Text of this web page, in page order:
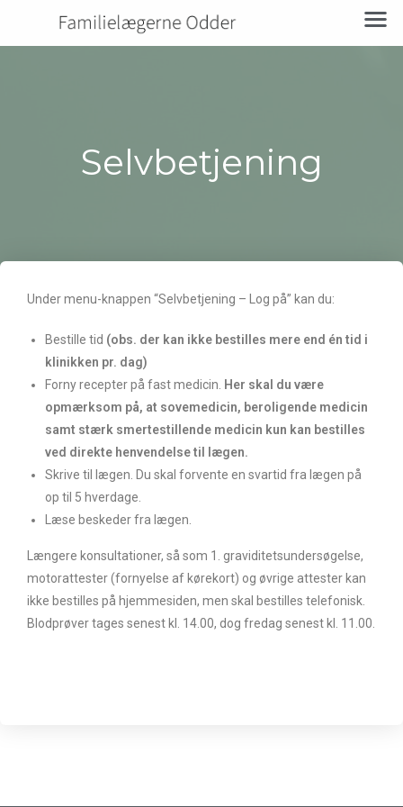
Selvbetjening
Under menu-knappen “Selvbetjening – Log på” kan du:
Bestille tid (obs. der kan ikke bestilles mere end én tid i
klinikken pr. dag)
Forny recepter på fast medicin. Her skal du være
opmærksom på, at sovemedicin, beroligende medicin
samt stærk smertestillende medicin kun kan bestilles
ved direkte henvendelse til lægen.
Skrive til lægen. Du skal forvente en svartid fra lægen på
op til 5 hverdage.
Læse beskeder fra lægen.
Længere konsultationer, så som 1. graviditetsundersøgelse,
motorattester (fornyelse af kørekort) og øvrige attester kan
ikke bestilles på hjemmesiden, men skal bestilles telefonisk.
Blodprøver tages senest kl. 14.00, dog fredag senest kl. 11.00.